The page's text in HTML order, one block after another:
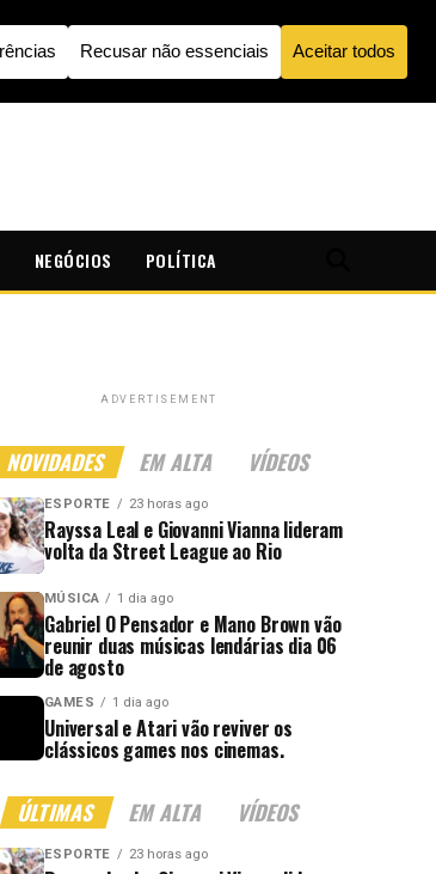
NEGÓCIOS POLÍTICA
ADVERTISEMENT
NOVIDADES EM ALTA VÍDEOS
ESPORTE 23 horas ago
Rayssa Leal e Giovanni Vianna lideram
volta da Street League ao Rio
MÚSICA 1 dia ago
Gabriel O Pensador e Mano Brown vão
reunir duas músicas lendárias dia 06
de agosto
GAMES 1 dia ago
Universal e Atari vão reviver os
clássicos games nos cinemas.
ÚLTIMAS EM ALTA VÍDEOS
ESPORTE 23 horas ago